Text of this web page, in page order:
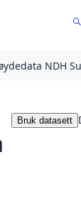
NDH
Bruk datasett